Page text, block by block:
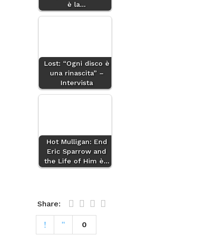
è la…
Lost: “Ogni disco è
una rinascita” –
Intervista
Hot Mulligan: End
Eric Sparrow and
the Life of Him è…
Share:
0